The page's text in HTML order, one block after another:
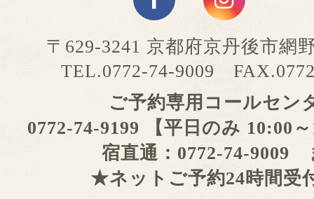
〒629-3241 京都府京丹後市網
TEL.0772-74-9009
ご予約専用コールセン
0772-74-9199 【平日のみ 10:00
宿直通：0772-74-9009
★ネットご予約24時間受